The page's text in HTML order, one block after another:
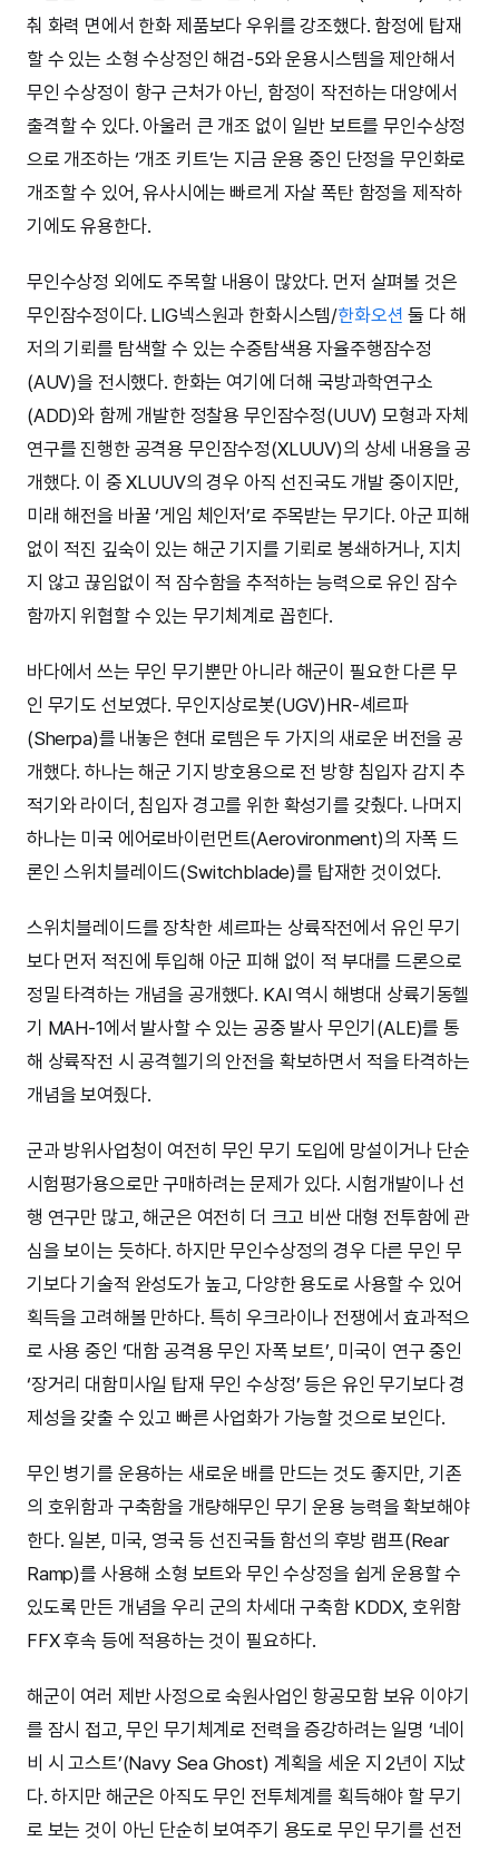
춰 화력 면에서 한화 제품보다 우위를 강조했다. 함정에 탑재
할 수 있는 소형 수상정인 해검-5와 운용시스템을 제안해서
무인 수상정이 항구 근처가 아닌, 함정이 작전하는 대양에서
출격할 수 있다. 아울러 큰 개조 없이 일반 보트를 무인수상정
으로 개조하는 ‘개조 키트’는 지금 운용 중인 단정을 무인화로
개조할 수 있어, 유사시에는 빠르게 자살 폭탄 함정을 제작하
기에도 유용한다.
무인수상정 외에도 주목할 내용이 많았다. 먼저 살펴볼 것은
무인잠수정이다. LIG넥스원과 한화시스템/한화오션 둘 다 해
저의 기뢰를 탐색할 수 있는 수중탐색용 자율주행잠수정
(AUV)을 전시했다. 한화는 여기에 더해 국방과학연구소
(ADD)와 함께 개발한 정찰용 무인잠수정(UUV) 모형과 자체
연구를 진행한 공격용 무인잠수정(XLUUV)의 상세 내용을 공
개했다. 이 중 XLUUV의 경우 아직 선진국도 개발 중이지만,
미래 해전을 바꿀 ‘게임 체인저’로 주목받는 무기다. 아군 피해
없이 적진 깊숙이 있는 해군 기지를 기뢰로 봉쇄하거나, 지치
지 않고 끊임없이 적 잠수함을 추적하는 능력으로 유인 잠수
함까지 위협할 수 있는 무기체계로 꼽힌다.
바다에서 쓰는 무인 무기뿐만 아니라 해군이 필요한 다른 무
인 무기도 선보였다. 무인지상로봇(UGV)HR-셰르파
(Sherpa)를 내놓은 현대 로템은 두 가지의 새로운 버전을 공
개했다. 하나는 해군 기지 방호용으로 전 방향 침입자 감지 추
적기와 라이더, 침입자 경고를 위한 확성기를 갖췄다. 나머지
하나는 미국 에어로바이런먼트(Aerovironment)의 자폭 드
론인 스위치블레이드(Switchblade)를 탑재한 것이었다.
스위치블레이드를 장착한 셰르파는 상륙작전에서 유인 무기
보다 먼저 적진에 투입해 아군 피해 없이 적 부대를 드론으로
정밀 타격하는 개념을 공개했다. KAI 역시 해병대 상륙기동헬
기 MAH-1에서 발사할 수 있는 공중 발사 무인기(ALE)를 통
해 상륙작전 시 공격헬기의 안전을 확보하면서 적을 타격하는
개념을 보여줬다.
군과 방위사업청이 여전히 무인 무기 도입에 망설이거나 단순
시험평가용으로만 구매하려는 문제가 있다. 시험개발이나 선
행 연구만 많고, 해군은 여전히 더 크고 비싼 대형 전투함에 관
심을 보이는 듯하다. 하지만 무인수상정의 경우 다른 무인 무
기보다 기술적 완성도가 높고, 다양한 용도로 사용할 수 있어
획득을 고려해볼 만하다. 특히 우크라이나 전쟁에서 효과적으
로 사용 중인 ‘대함 공격용 무인 자폭 보트’, 미국이 연구 중인
‘장거리 대함미사일 탑재 무인 수상정’ 등은 유인 무기보다 경
제성을 갖출 수 있고 빠른 사업화가 가능할 것으로 보인다.
무인 병기를 운용하는 새로운 배를 만드는 것도 좋지만, 기존
의 호위함과 구축함을 개량해무인 무기 운용 능력을 확보해야
한다. 일본, 미국, 영국 등 선진국들 함선의 후방 램프(Rear
Ramp)를 사용해 소형 보트와 무인 수상정을 쉽게 운용할 수
있도록 만든 개념을 우리 군의 차세대 구축함 KDDX, 호위함
FFX 후속 등에 적용하는 것이 필요하다.
해군이 여러 제반 사정으로 숙원사업인 항공모함 보유 이야기
를 잠시 접고, 무인 무기체계로 전력을 증강하려는 일명 ‘네이
비 시 고스트’(Navy Sea Ghost) 계획을 세운 지 2년이 지났
다. 하지만 해군은 아직도 무인 전투체계를 획득해야 할 무기
로 보는 것이 아닌 단순히 보여주기 용도로 무인 무기를 선전